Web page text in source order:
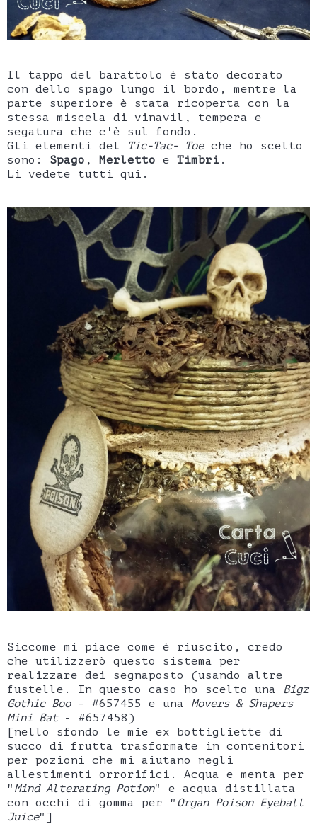
Il tappo del barattolo è stato decorato
con dello spago lungo il bordo, mentre la
parte superiore è stata ricoperta con la
stessa miscela di vinavil, tempera e
segatura che c'è sul fondo.
Gli elementi del
Tic-Tac- Toeche ho scelto
sono: Spago , Merletto e Timbri .
Li vedete tutti qui.
Siccome mi piace come è riuscito, credo
che utilizzerò questo sistema per
realizzare dei segnaposto (usando altre
fustelle. In questo caso ho scelto una Bigz
Gothic Boo- #657455 e una Movers & Shapers
Mini Bat - #657458)
[nello sfondo le mie ex bottigliette di
succo di frutta trasformate in contenitori
per pozioni che mi aiutano negli
allestimenti orrorifici. Acqua e menta per
" Mind Alterating Potion" e acqua distillata
con occhi di gomma per " Organ Poison Eyeball
Juice"]